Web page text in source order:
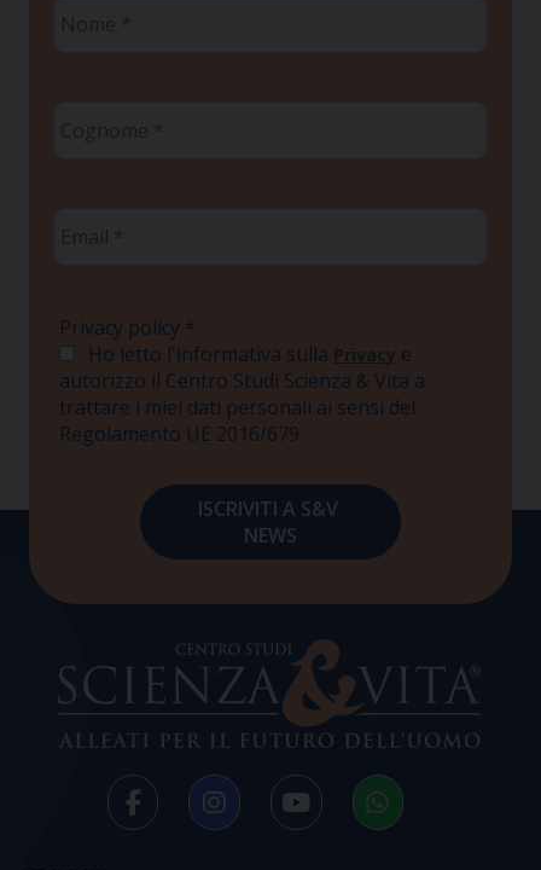
Privacy policy *
Ho letto l'informativa sulla Privacy e
autorizzo il Centro Studi Scienza & Vita a
trattare i miei dati personali ai sensi del
Regolamento UE 2016/679